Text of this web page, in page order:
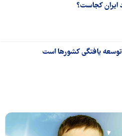
توسعه یافتگی کشورها است